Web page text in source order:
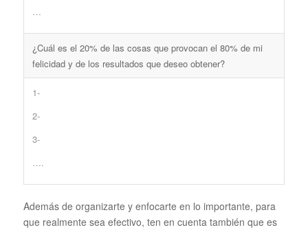
…
¿Cuál es el 20% de las cosas que provocan el 80% de mi
felicidad y de los resultados que deseo obtener?
1-
2-
3-
….
Además de organizarte y enfocarte en lo importante, para
que realmente sea efectivo, ten en cuenta también que es